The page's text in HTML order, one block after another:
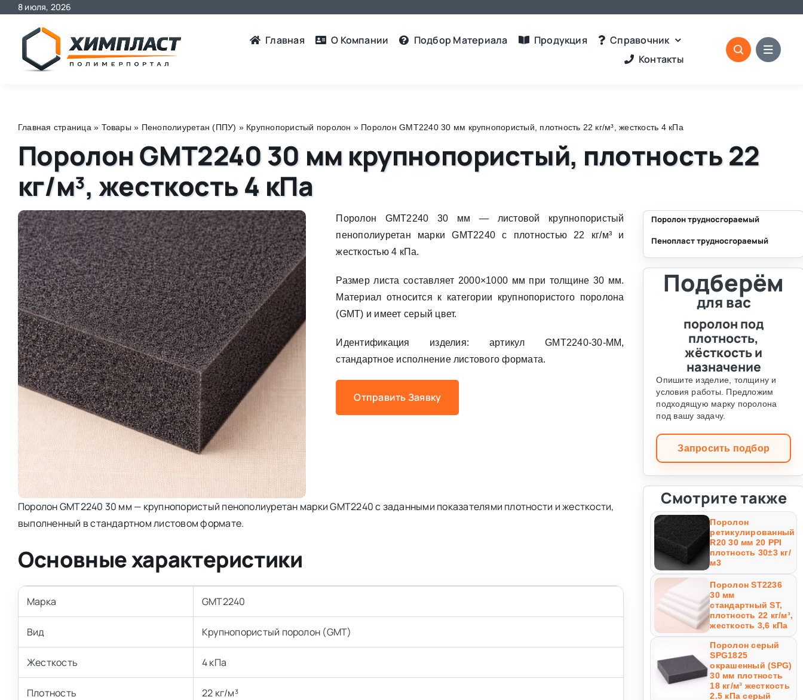
Skip
content
8 июля, 2026
Главная О Компании Подбор Материалa Продукция
Справочник
Контакты
Главная страница » Товары » Пенополиуретан (ППУ) » Крупнопористый поролон » Поролон GMT2240 30 мм крупнопористый, плотность 22 кг/м³, жесткость 4 кПа
Поролон GMT2240 30 мм крупнопористый, плотность 22
кг/м³, жесткость 4 кПа
Поролон GMT2240 30 мм — листовой крупнопористый
пенополиуретан марки GMT2240 с плотностью 22 кг/м³ и
жесткостью 4 кПа.
Размер листа составляет 2000×1000 мм при толщине 30 мм.
Материал относится к категории крупнопористого поролона
(GMT) и имеет серый цвет.
Идентификация изделия: артикул GMT2240-30-MM,
стандартное исполнение листового формата.
Отправить Заявку
Поролон GMT2240 30 мм — крупнопористый пенополиуретан марки GMT2240 с заданными показателями плотности и жесткости,
выполненный в стандартном листовом формате.
Основные характеристики
Марка GMT2240
Вид Крупнопористый поролон (GMT)
Жесткость 4 кПа
Плотность 22 кг/м³
Поролон трудносгораемый
Пенопласт трудносгораемый
Подберём
для вас
поролон под
плотность,
жёсткость и
назначение
Опишите изделие, толщину и
условия работы. Предложим
подходящую марку поролона
под вашу задачу.
Запросить подбор
Смотрите также
Поролон
ретикулированный
R20 30 мм 20 PPI
плотность 30±3 кг/
м3
Поролон ST2236
30 мм
стандартный ST,
плотность 22 кг/м³,
жесткость 3,6 кПа
Поролон серый
SPG1825
окрашенный (SPG)
30 мм плотность
18 кг/м³ жесткость
2.5 кПа серый